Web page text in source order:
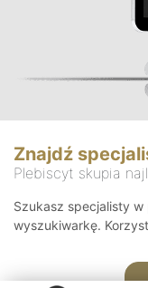
Znajdź
Plebiscyt skupia
Szukasz specjalisty
wyszukiwarkę.